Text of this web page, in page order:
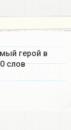
герой в
слов